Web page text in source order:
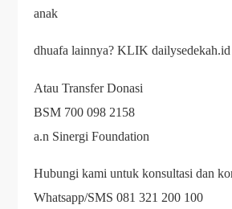
anak
dhuafa lainnya? KLIK dailysedekah.id
Atau Transfer Donasi
BSM 700 098 2158
a.n Sinergi Foundation
Hubungi kami untuk konsultasi dan
Whatsapp/SMS 081 321 200 100